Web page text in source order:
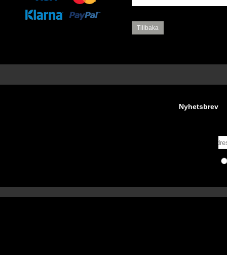
Tillbaka
Nyhetsbrev